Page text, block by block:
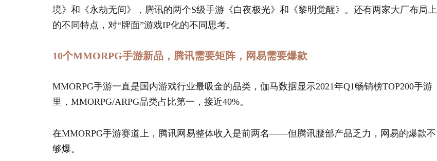
境》和《永劫无间》，腾讯的两个S级手游《白夜极光》和《黎明觉醒》。还有两家大厂布局上
的不同特点，对“牌面”游戏IP化的不同思考。
10个MMORPG手游新品，腾讯需要矩阵，网易需要爆款
MMORPG手游一直是国内游戏行业最吸金的品类，伽马数据显示2021年Q1畅销榜TOP200手游
里，MMORPG/ARPG品类占比第一，接近40%。
在MMORPG手游赛道上，腾讯网易整体收入是前两名——但腾讯腰部产品乏力，网易的爆款不
够爆。